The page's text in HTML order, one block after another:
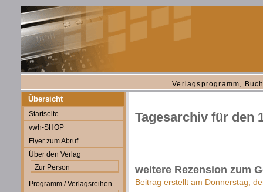
Verlagsprogramm,
Übersicht
Startseite
vwh-SHOP
Flyer zum Abruf
Über den Verlag
Zur Person
Programm / Verlagsreihen
Tagesarchiv für den
weitere Rezension zum
Beitrag erstellt am Donnerstag,